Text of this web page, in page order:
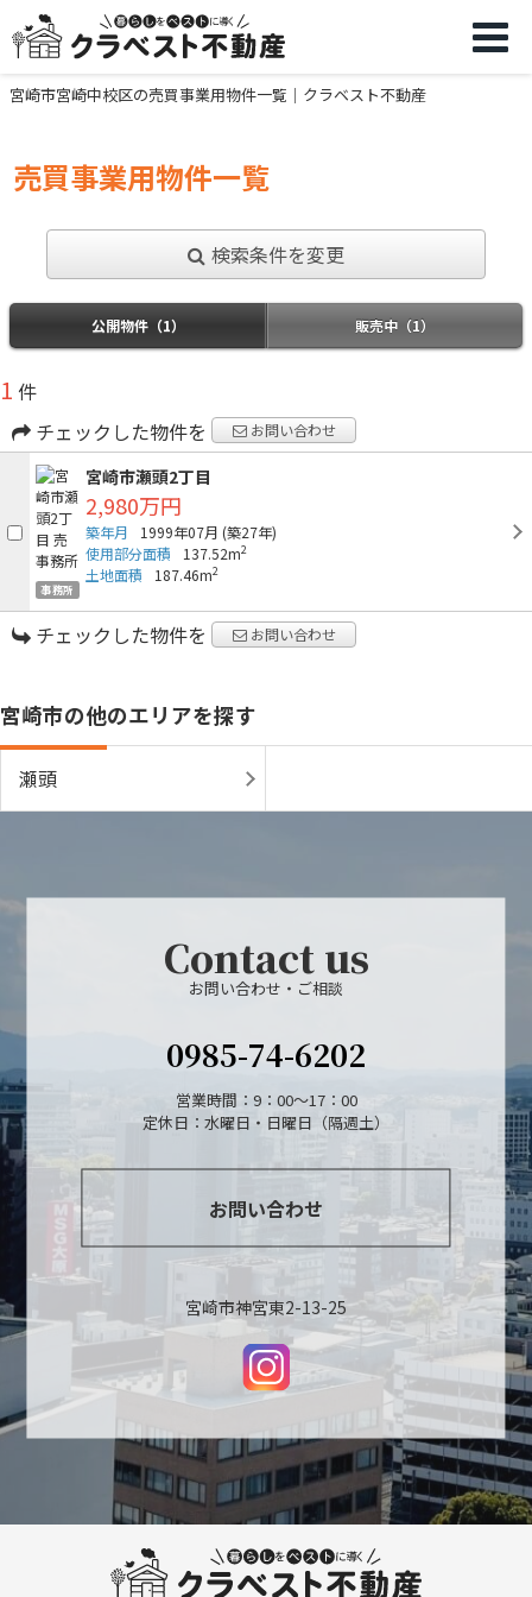
宮崎市宮崎中校区の売買事業用物件一覧｜クラベスト不動産
売買事業用物件一覧
検索条件を変更
公開物件（1） 販売中（1）
1 件
チェックした物件を
お問い合わせ
事務所
宮崎市瀬頭2丁目
2,980万円
築年月 1999年07月 (築27年)
使用部分面積
137.52m2
土地面積 187.46m2
チェックした物件を お問い合わせ
宮崎市の他のエリアを探す
瀬頭
Contact us
お問い合わせ・ご相談
0985-74-6202
営業時間：9：00～17：00
定休日：水曜日・日曜日（隔週土）
お問い合わせ
宮崎市神宮東2-13-25